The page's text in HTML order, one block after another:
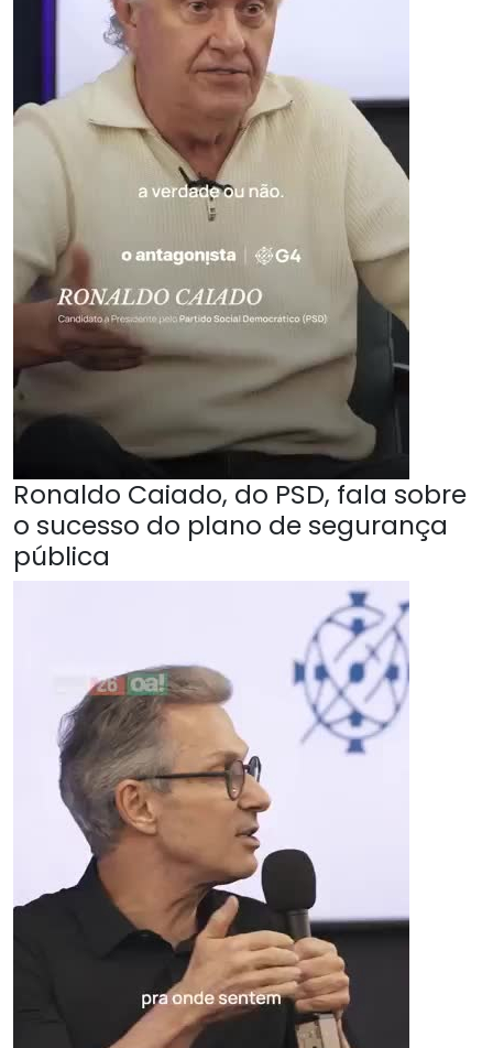
Ronaldo Caiado, do PSD, fala sobre
o sucesso do plano de segurança
pública